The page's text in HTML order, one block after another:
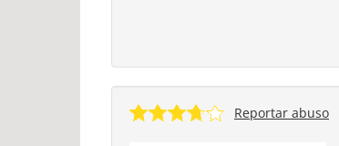
Reportar abuso